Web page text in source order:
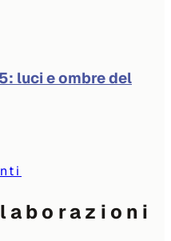
luci e ombre del